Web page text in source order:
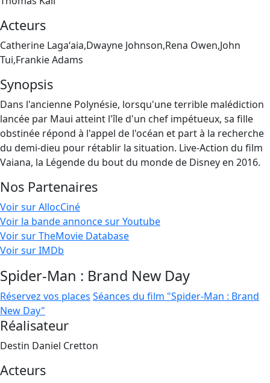
Acteurs
Catherine Lagaʻaia,Dwayne Johnson,Rena Owen,John
Tui,Frankie Adams
Synopsis
Dans l'ancienne Polynésie, lorsqu'une terrible malédiction
lancée par Maui atteint l'île d'un chef impétueux, sa fille
obstinée répond à l'appel de l'océan et part à la recherche
du demi-dieu pour rétablir la situation. Live-Action du film
Vaiana, la Légende du bout du monde de Disney en 2016.
Nos Partenaires
Voir sur AllocCiné
Voir la bande annonce sur Youtube
Voir sur TheMovie Database
Voir sur IMDb
Spider-Man : Brand New Day
Réservez vos places Séances du film "Spider-Man : Brand
New Day"
Réalisateur
Destin Daniel Cretton
Acteurs